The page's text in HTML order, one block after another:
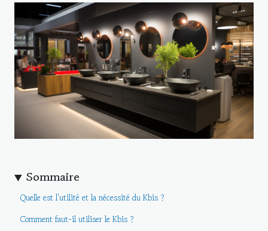
Sommaire
Quelle est l'utilité et la nécessité du Kbis ?
Comment faut-il utiliser le Kbis ?